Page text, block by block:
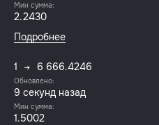
Мин сумма:
2.2430
Подробнее
1 6 666.4246
Обновлено:
10 секунд назад
Мин сумма:
1.5002